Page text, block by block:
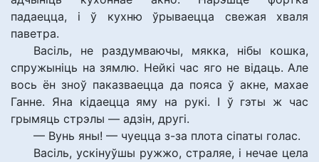
падаецца, і ў кухню ўрываецца свежая хваля
паветра.
Васіль, не раздумваючы, мякка, нібы кошка,
спружыніць на зямлю. Нейкі час яго не відаць. Але
вось ён зноў паказваецца да пояса ў акне, махае
Ганне. Яна кідаецца яму на рукі. І ў гэты ж час
грымяць стрэлы — адзін, другі.
— Вунь яны! — чуецца з-за плота сіпаты голас.
Васіль, ускінуўшы ружжо, страляе, і нечае цела